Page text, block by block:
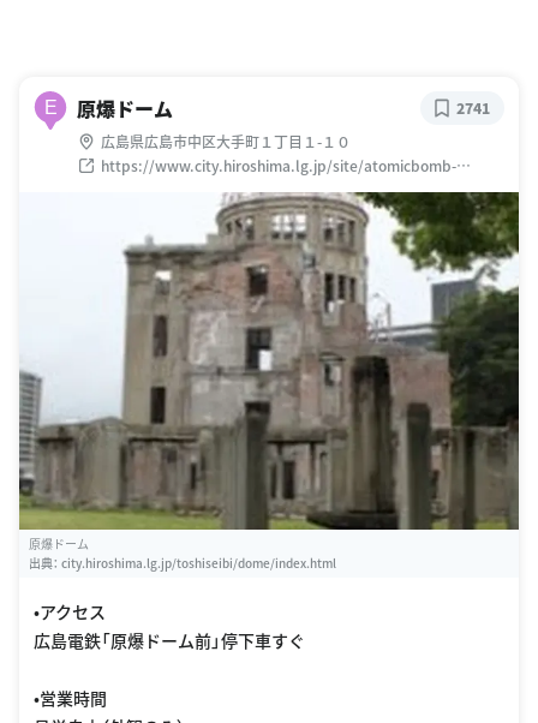
E 原爆ドーム
広島県広島市中区大手町１丁目１-１０
https://www.city.hiroshima.lg.jp/site/atomicbomb-
peace/163434.html
2741
原爆ドーム
出典： city.hiroshima.lg.jp/toshiseibi/dome/index.html
•アクセス
広島電鉄「原爆ドーム前」停下車すぐ
•営業時間